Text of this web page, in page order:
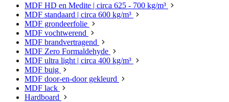
MDF HD en Medite | circa 625 - 700 kg/m³
MDF standaard | circa 600 kg/m³
MDF grondeerfolie
MDF vochtwerend
MDF brandvertragend
MDF Zero Formaldehyde
MDF ultra light | circa 400 kg/m³
MDF buig
MDF door-en-door gekleurd
MDF lack
Hardboard